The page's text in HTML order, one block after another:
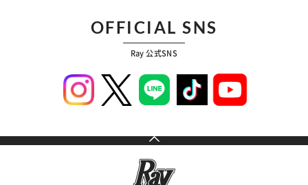
OFFICIAL SNS
Ray 公式SNS